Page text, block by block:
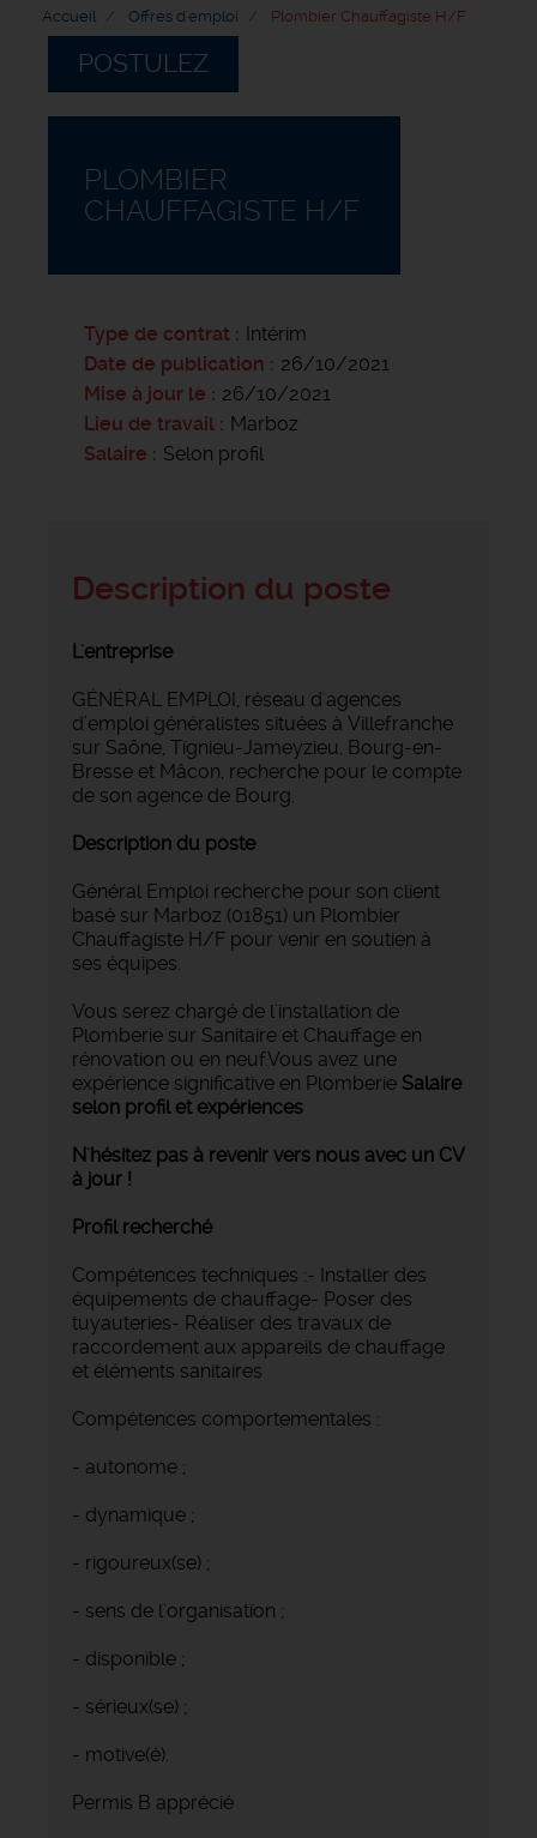
Accueil Offres d'emploi Plombier Chauffagiste H/F
POSTULEZ
PLOMBIER
CHAUFFAGISTE H/F
Type de contrat
Intérim
Date de publication
26/10/2021
Mise à jour le
26/10/2021
Lieu de travail
Marboz
Salaire
Selon profil
Description du poste
L'entreprise
GÉNÉRAL EMPLOI, réseau d'agences
d’emploi généralistes situées à Villefranche
sur Saône, Tignieu-Jameyzieu, Bourg-en-
Bresse et Mâcon, recherche pour le compte
de son agence de Bourg.
Description du poste
Général Emploi recherche pour son client
basé sur Marboz (01851) un Plombier
Chauffagiste H/F pour venir en soutien à
ses équipes.
Vous serez chargé de l'installation de
Plomberie sur Sanitaire et Chauffage en
rénovation ou en neuf.Vous avez une
expérience significative en Plomberie Salaire
selon profil et expériences
N'hésitez pas à revenir vers nous avec un CV
à jour !
Profil recherché
Compétences techniques :- Installer des
équipements de chauffage- Poser des
tuyauteries- Réaliser des travaux de
raccordement aux appareils de chauffage
et éléments sanitaires
Compétences comportementales :
- autonome ;
- dynamique ;
- rigoureux(se) ;
- sens de l'organisation ;
- disponible ;
- sérieux(se) ;
- motive(é).
Permis B apprécié